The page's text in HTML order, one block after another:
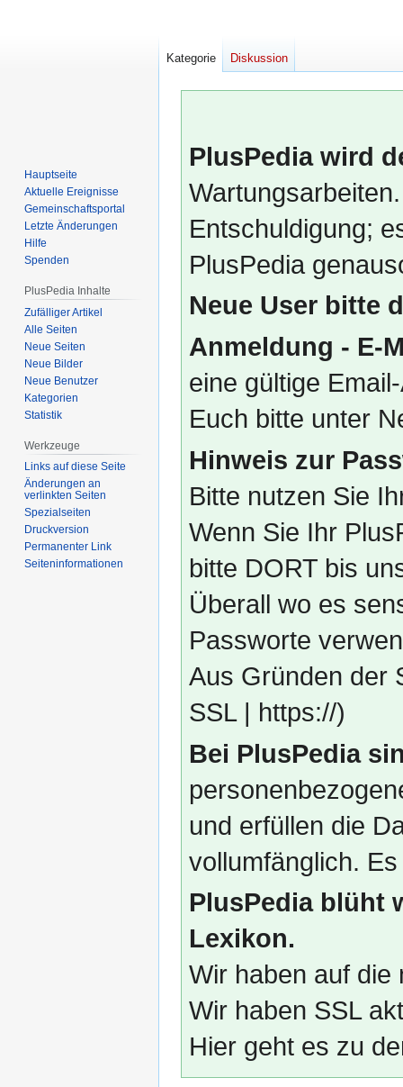
PlusPedia wird
Entschuldigung;
PlusPedia
Neue User bitte
Anmeldung - E-
eine gültige
Euch bitte unter
Hinweis zur
Bitte nutzen Sie
Wenn Sie Ihr
bitte DORT bis
Überall wo es
Passworte
Aus Gründen der
SSL | https://)
Bei PlusPedia
und erfüllen die
vollumfänglich.
PlusPedia blüht
Lexikon.
Wir haben auf die
Wir haben SSL
Hier geht es zu
Kategorie Diskussion
Hauptseite
Aktuelle Ereignisse
Gemeinschafts­portal
Letzte Änderungen
Hilfe
Spenden
PlusPedia Inhalte
Zufälliger Artikel
Alle Seiten
Neue Seiten
Neue Bilder
Neue Benutzer
Kategorien
Statistik
Werkzeuge
Links auf diese Seite
Änderungen an
verlinkten Seiten
Spezialseiten
Druckversion
Permanenter Link
Seiten­­informationen